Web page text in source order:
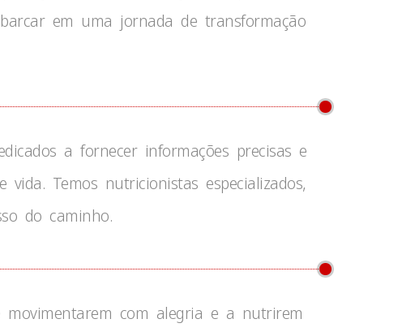
em uma jornada de transformação
a fornecer informações precisas e
Temos nutricionistas especializados,
do caminho.
movimentarem com alegria e a nutrirem